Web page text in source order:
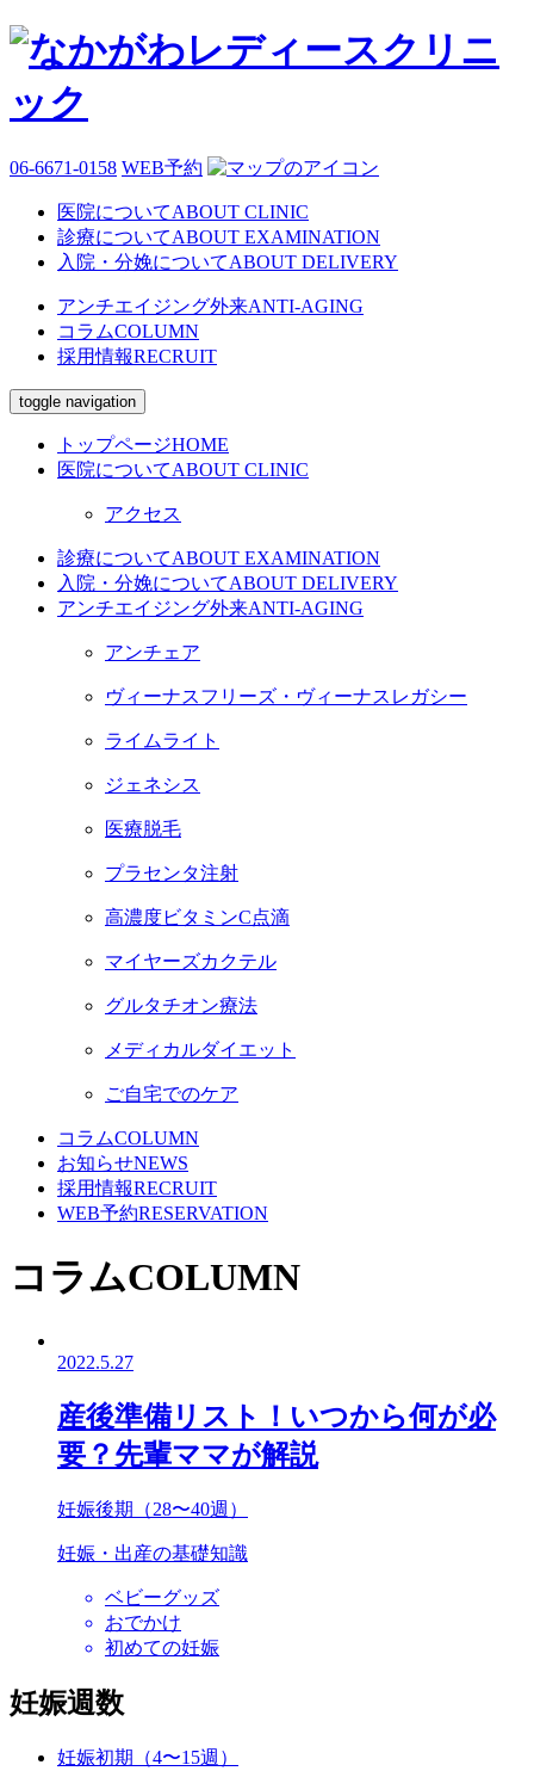
06-6671-0158 WEB予約
医院についてABOUT CLINIC
診療についてABOUT EXAMINATION
入院・分娩についてABOUT DELIVERY
アンチエイジング外来ANTI-AGING
コラムCOLUMN
採用情報RECRUIT
toggle navigation
トップページHOME
医院についてABOUT CLINIC
アクセス
診療についてABOUT EXAMINATION
入院・分娩についてABOUT DELIVERY
アンチエイジング外来ANTI-AGING
アンチェア
ヴィーナスフリーズ・ヴィーナスレガシー
ライムライト
ジェネシス
医療脱毛
プラセンタ注射
高濃度ビタミンC点滴
マイヤーズカクテル
グルタチオン療法
メディカルダイエット
ご自宅でのケア
コラムCOLUMN
お知らせNEWS
採用情報RECRUIT
WEB予約RESERVATION
コラムCOLUMN
2022.5.27
産後準備リスト！いつから何が必
要？先輩ママが解説
妊娠後期（28〜40週）
妊娠・出産の基礎知識
ベビーグッズ
おでかけ
初めての妊娠
妊娠週数
妊娠初期（4〜15週）